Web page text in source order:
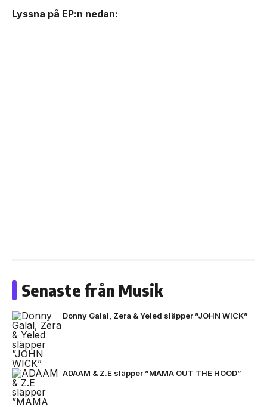
Lyssna på EP:n nedan:
Senaste från Musik
Donny Galal, Zera & Yeled släpper ”JOHN WICK”
ADAAM & Z.E släpper ”MAMA OUT THE HOOD”